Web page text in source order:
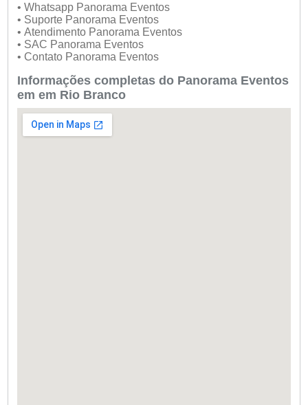
• Whatsapp Panorama Eventos
• Suporte Panorama Eventos
• Atendimento Panorama Eventos
• SAC Panorama Eventos
• Contato Panorama Eventos
Informações completas do Panorama Eventos
em em Rio Branco